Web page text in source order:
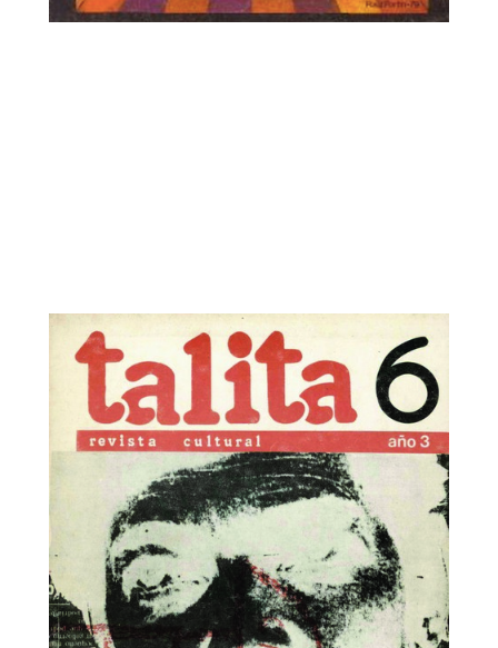
Talita. Revista Cultural